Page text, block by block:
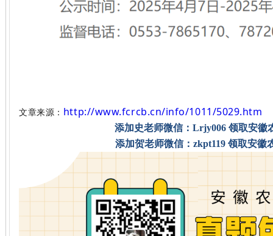
文章来源： http://www.fcrcb.cn/info/1011/5029.htm
添加史老师微信：Lrjy006 领取安徽
添加贺老师微信：zkpt119 领取安徽